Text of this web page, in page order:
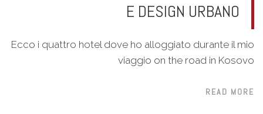
E DESIGN URBANO
Ecco i quattro hotel dove ho alloggiato durante il mio
viaggio on the road in Kosovo
READ MORE